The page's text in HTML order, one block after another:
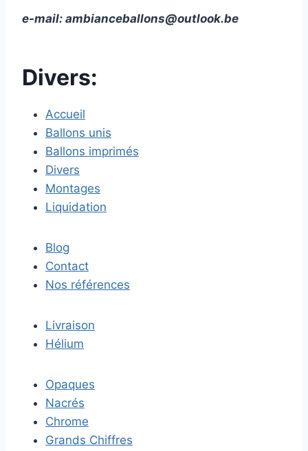
e-mail: ambianceballons@outlook.be
Divers:
Accueil
Ballons unis
Ballons imprimés
Divers
Montages
Liquidation
Blog
Contact
Nos références
Livraison
Hélium
Opaques
Nacrés
Chrome
Grands Chiffres